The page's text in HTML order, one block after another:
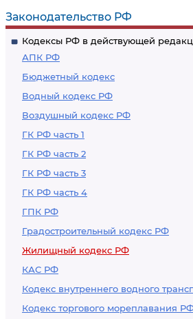
Законодательство РФ
Кодексы РФ в действующей
АПК РФ
Бюджетный кодекс
Водный кодекс РФ
Воздушный кодекс РФ
ГК РФ часть 1
ГК РФ часть 2
ГК РФ часть 3
ГК РФ часть 4
ГПК РФ
Градостроительный кодекс РФ
Жилищный кодекс РФ
КАС РФ
Кодекс внутреннего водного
Кодекс торгового мореплавания